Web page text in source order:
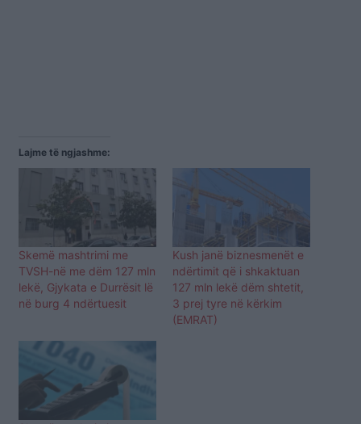
Lajme të ngjashme:
Skemë mashtrimi me
TVSH-në me dëm 127 mln
lekë, Gjykata e Durrësit lë
në burg 4 ndërtuesit
Kush janë biznesmenët e
ndërtimit që i shkaktuan
127 mln lekë dëm shtetit,
3 prej tyre në kërkim
(EMRAT)